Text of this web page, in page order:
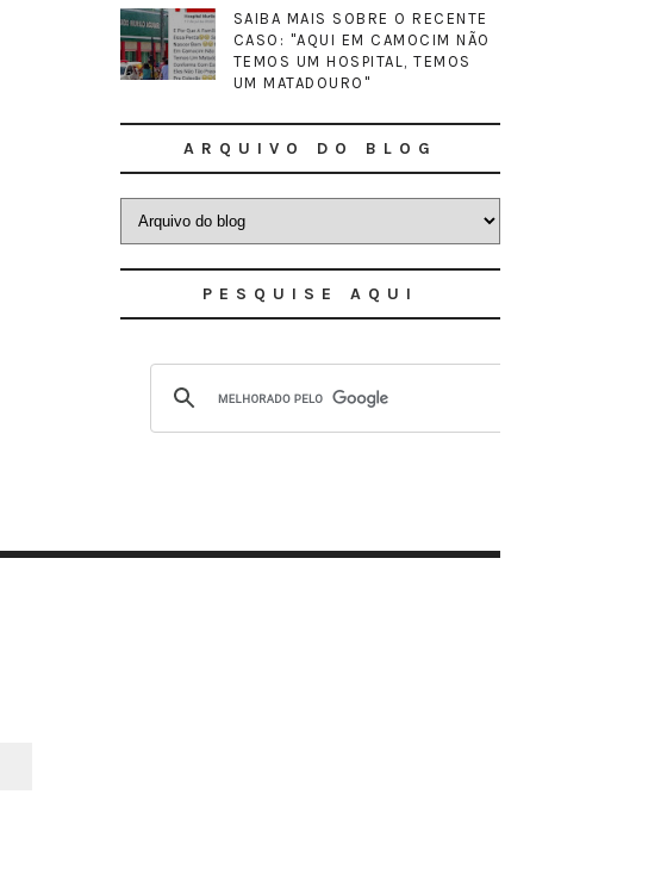
SAIBA MAIS SOBRE O RECENTE
CASO: "AQUI EM CAMOCIM NÃO
TEMOS UM HOSPITAL, TEMOS
UM MATADOURO"
ARQUIVO DO BLOG
PESQUISE AQUI